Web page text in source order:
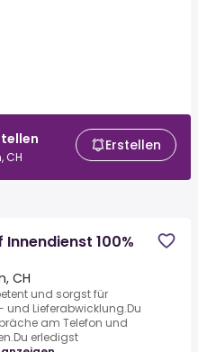
CH
Erstellen
100%
CH
und sorgst für
und Lieferabwicklung.Du
am Telefon und
erledigst